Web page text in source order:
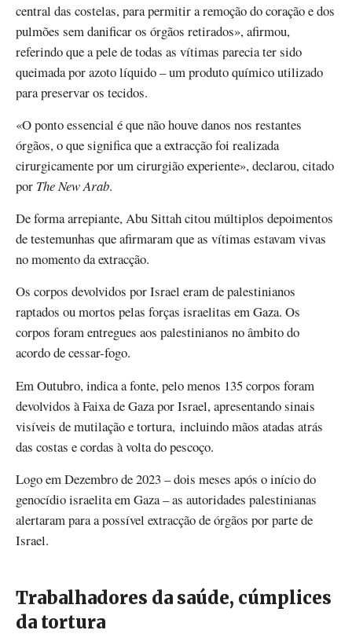
central das costelas, para permitir a remoção do coração e dos
pulmões sem danificar os órgãos retirados», afirmou,
referindo que a pele de todas as vítimas parecia ter sido
queimada por azoto líquido – um produto químico utilizado
para preservar os tecidos.
«O ponto essencial é que não houve danos nos restantes
órgãos, o que significa que a extracção foi realizada
cirurgicamente por um cirurgião experiente», declarou, citado
por The New Arab.
De forma arrepiante, Abu Sittah citou múltiplos depoimentos
de testemunhas que afirmaram que as vítimas estavam vivas
no momento da extracção.
Os corpos devolvidos por Israel eram de palestinianos
raptados ou mortos pelas forças israelitas em Gaza. Os
corpos foram entregues aos palestinianos no âmbito do
acordo de cessar-fogo.
Em Outubro, indica a fonte, pelo menos 135 corpos foram
devolvidos à Faixa de Gaza por Israel, apresentando sinais
visíveis de mutilação e tortura, incluindo mãos atadas atrás
das costas e cordas à volta do pescoço.
Logo em Dezembro de 2023 – dois meses após o início do
genocídio israelita em Gaza – as autoridades palestinianas
alertaram para a possível extracção de órgãos por parte de
Israel.
Trabalhadores da saúde, cúmplices
da tortura